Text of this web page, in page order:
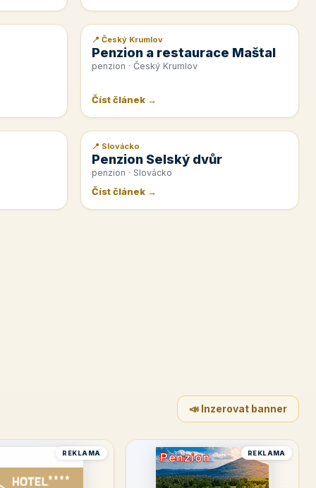
📰 PR článek
📍 Český Krumlov
Penzion a restaurace Maštal
penzion · Český Krumlov
Číst článek →
📰 PR článek
📍 Slovácko
Penzion Selský dvůr
penzion · Slovácko
Číst článek →
📣 Inzerovat banner
REKLAMA REKLAMA